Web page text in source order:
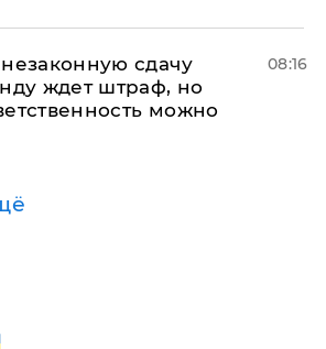
сдачу
ждет штраф, но
можно
08:16